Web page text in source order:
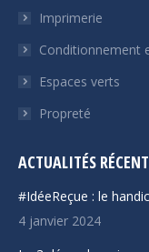
s'ouvre
nouvelle
fenêtre
s'ouvre
nouvelle
fenêtre
Imprimerie
Conditionnement
Espaces verts
Propreté
ACTUALITÉS
#IdéeReçue : le
4 janvier 2024